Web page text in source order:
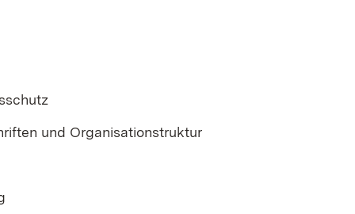
und Organisationstruktur